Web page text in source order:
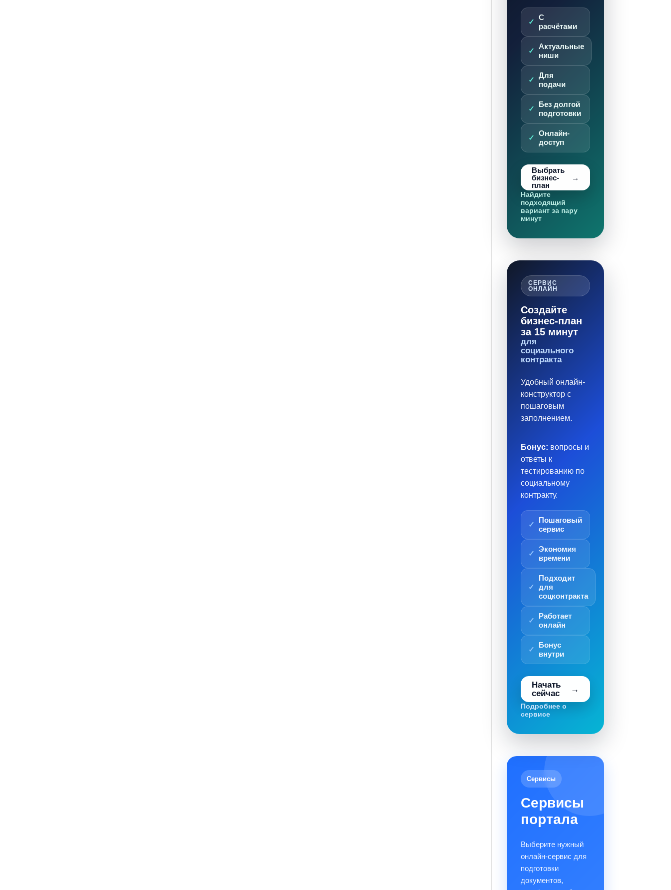
С
расчётами
Актуальные
ниши
Для
подачи
Без долгой
подготовки
Онлайн-
доступ
Выбрать
бизнес-
план
Найдите
подходящий
вариант за пару
минут
СЕРВИС
ОНЛАЙН
Создайте
бизнес-план
за 15 минут
для
социального
контракта
Удобный онлайн-
конструктор с
пошаговым
заполнением.
Бонус: вопросы и
ответы к
тестированию по
социальному
контракту.
Пошаговый
сервис
Экономия
времени
Подходит
для
соцконтракта
Работает
онлайн
Бонус
внутри
Начать
сейчас
Подробнее о
сервисе
Сервисы
Сервисы
портала
Выберите нужный
онлайн-сервис для
подготовки
документов,